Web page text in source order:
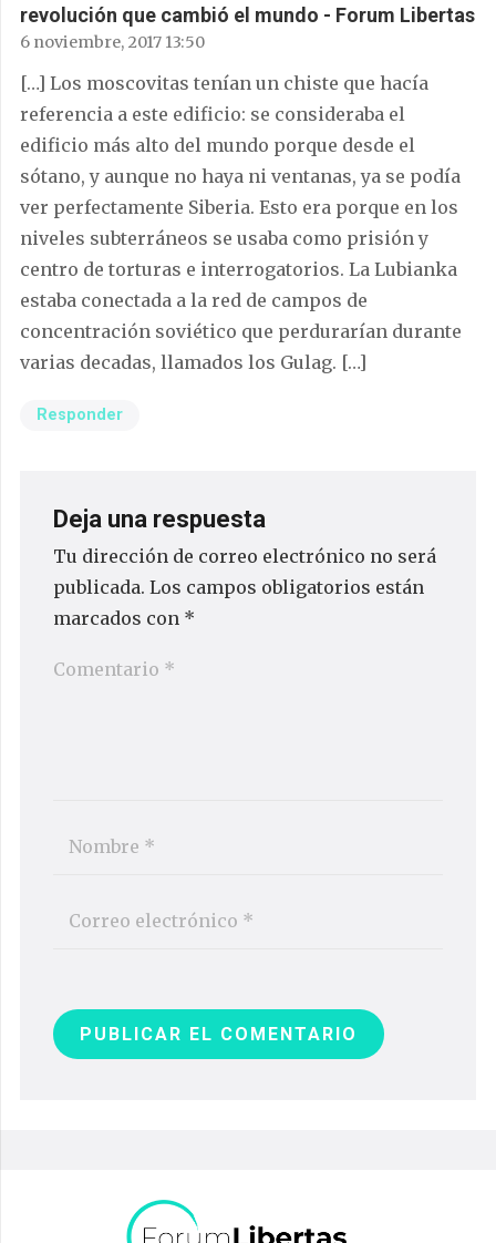
revolución que cambió el mundo - Forum Libertas
6 noviembre, 2017 13:50
[…] Los moscovitas tenían un chiste que hacía
referencia a este edificio: se consideraba el
edificio más alto del mundo porque desde el
sótano, y aunque no haya ni ventanas, ya se podía
ver perfectamente Siberia. Esto era porque en los
niveles subterráneos se usaba como prisión y
centro de torturas e interrogatorios. La Lubianka
estaba conectada a la red de campos de
concentración soviético que perdurarían durante
varias decadas, llamados los Gulag. […]
Responder
Deja una respuesta
Tu dirección de correo electrónico no será
publicada. Los campos obligatorios están
marcados con *
PUBLICAR EL COMENTARIO